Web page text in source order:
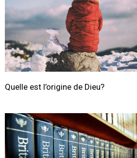
Quelle est l’origine de Dieu?